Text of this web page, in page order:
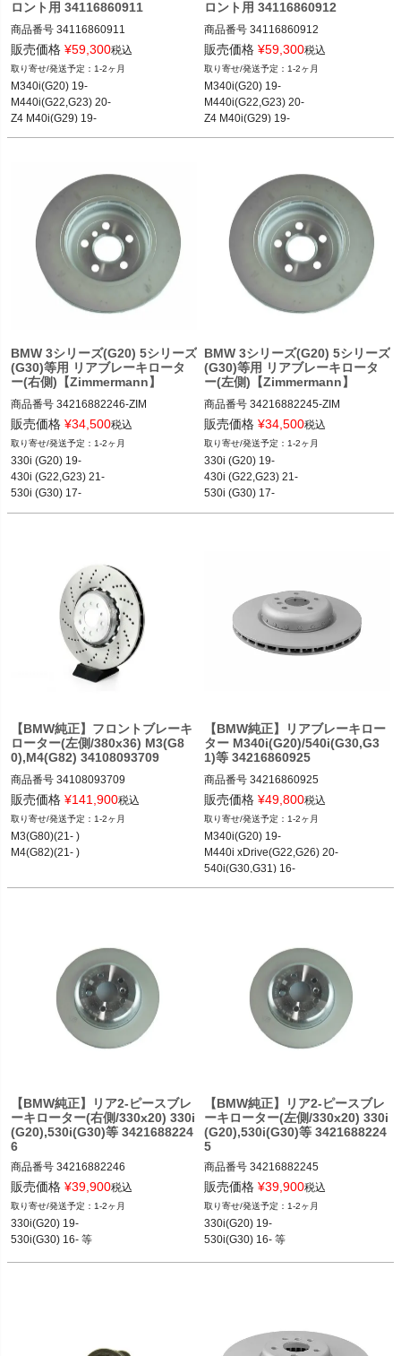
ロント用 34116860911
商品番号 34116860911
34116860911
販売価格 ¥59,300税込
1-2ヶ月
M340i(G20) 19-
M440i(G22,G23) 20-
Z4 M40i(G29) 19-
ロント用 34116860912
商品番号 34116860912
34116860912
販売価格 ¥59,300税込
1-2ヶ月
M340i(G20) 19-
M440i(G22,G23) 20-
Z4 M40i(G29) 19-
BMW 3シリーズ(G20) 5シリーズ
(G30)等用 リアブレーキロータ
ー(右側)【Zimmermann】
商品番号 34216882246-ZIM
34216882246_Zim
Bimmerでの検索の際は"3421688224
販売価格 ¥34,500税込
1-2ヶ月
330i (G20) 19-
430i (G22,G23) 21-
530i (G30) 17-
BMW 3シリーズ(G20) 5シリーズ
(G30)等用 リアブレーキロータ
ー(左側)【Zimmermann】
商品番号 34216882245-ZIM
34216882245_Zim
5.Zim"
販売価格 ¥34,500税込
1-2ヶ月
330i (G20) 19-
430i (G22,G23) 21-
530i (G30) 17-
【BMW純正】フロントブレーキ
ローター(左側/380x36) M3(G8
0),M4(G82) 34108093709
商品番号 34108093709
34108093709
販売価格 ¥141,900税込
1-2ヶ月
M3(G80)(21- )
M4(G82)(21- )
【BMW純正】リアブレーキロー
ター M340i(G20)/540i(G30,G3
1)等 34216860925
商品番号 34216860925
34216860925
販売価格 ¥49,800税込
1-2ヶ月
M340i(G20) 19-
M440i xDrive(G22,G26) 20-
540i(G30,G31) 16-
【BMW純正】リア2-ピースブレ
ーキローター(右側/330x20) 330i
(G20),530i(G30)等 3421688224
6
商品番号 34216882246
34216882246
販売価格 ¥39,900税込
1-2ヶ月
330i(G20) 19-
530i(G30) 16- 等
【BMW純正】リア2-ピースブレ
ーキローター(左側/330x20) 330i
(G20),530i(G30)等 3421688224
5
商品番号 34216882245
34216882245
販売価格 ¥39,900税込
1-2ヶ月
330i(G20) 19-
530i(G30) 16- 等